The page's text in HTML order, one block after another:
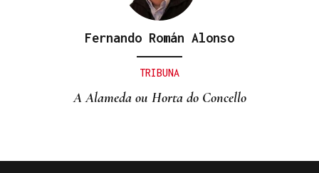
Fernando Román Alonso
TRIBUNA
A Alameda ou Horta do Concello